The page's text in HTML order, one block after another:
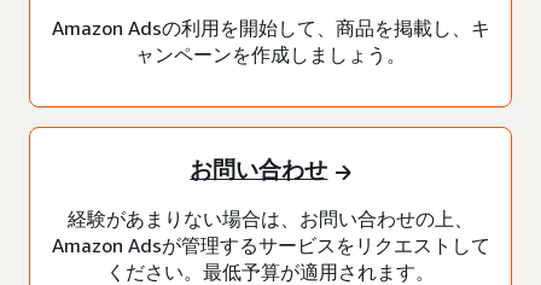
Amazon Adsの利用を開始して、商品を掲載し、キ
ャンペーンを作成しましょう。
お問い合わせ
経験があまりない場合は、お問い合わせの上、
Amazon Adsが管理するサービスをリクエストして
ください。最低予算が適用されます。